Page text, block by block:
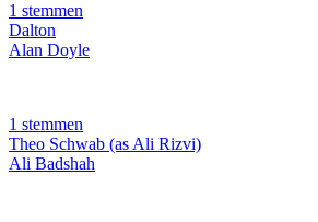
1 stemmen
Dalton
Alan Doyle
1 stemmen
Theo Schwab (as Ali Rizvi)
Ali Badshah